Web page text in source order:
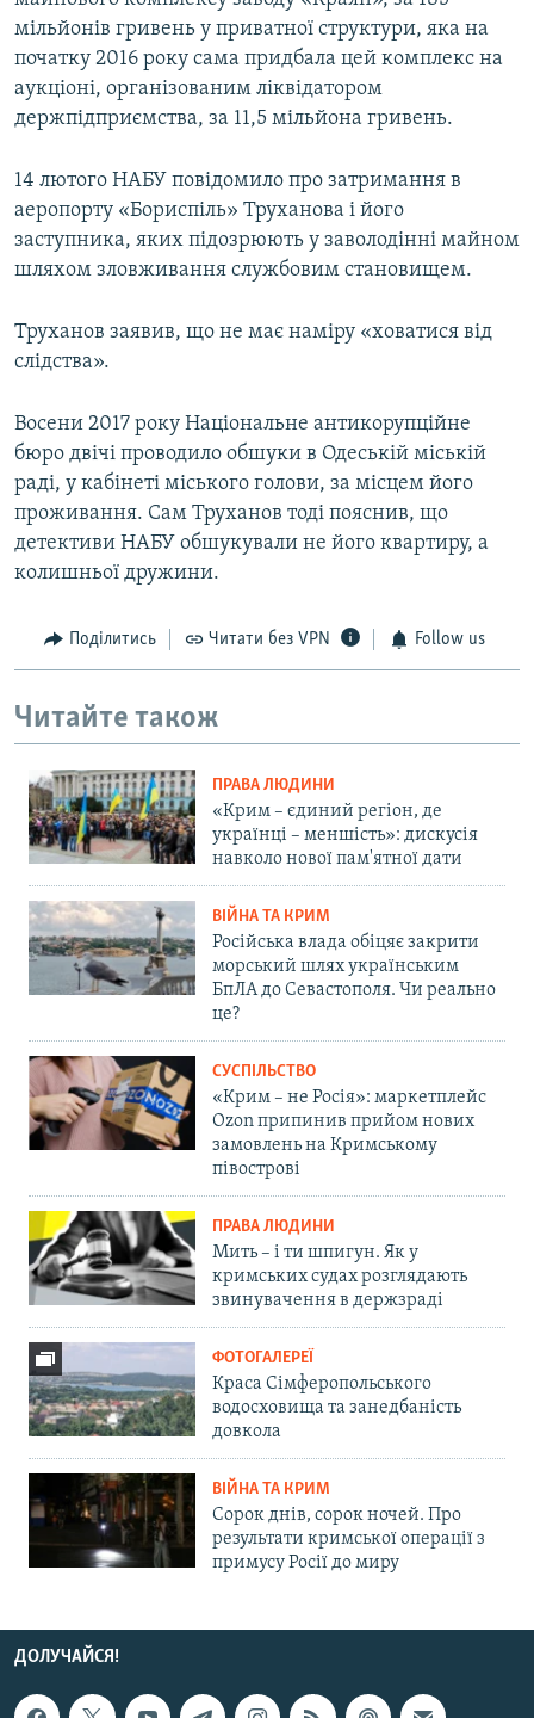
мільйонів гривень у приватної структури, яка на
початку 2016 року сама придбала цей комплекс на
аукціоні, організованим ліквідатором
держпідприємства, за 11,5 мільйона гривень.
14 лютого НАБУ повідомило про затримання в
аеропорту «Бориспіль» Труханова і його
заступника, яких підозрюють у заволодінні майном
шляхом зловживання службовим становищем.
Труханов заявив, що не має наміру «ховатися від
слідства».
Восени 2017 року Національне антикорупційне
бюро двічі проводило обшуки в Одеській міській
раді, у кабінеті міського голови, за місцем його
проживання. Сам Труханов тоді пояснив, що
детективи НАБУ обшукували не його квартиру, а
колишньої дружини.
Поділитись Читати без VPN Follow us
Читайте також
ПРАВА ЛЮДИНИ
«Крим – єдиний регіон, де
українці – меншість»: дискусія
навколо нової пам'ятної дати
ВІЙНА ТА КРИМ
Російська влада обіцяє закрити
морський шлях українським
БпЛА до Севастополя. Чи реально
це?
СУСПІЛЬСТВО
«Крим – не Росія»: маркетплейс
Ozon припинив прийом нових
замовлень на Кримському
півострові
ПРАВА ЛЮДИНИ
Мить – і ти шпигун. Як у
кримських судах розглядають
звинувачення в держзраді
ФОТОГАЛЕРЕЇ
Краса Сімферопольського
водосховища та занедбаність
довкола
ВІЙНА ТА КРИМ
Сорок днів, сорок ночей. Про
результати кримської операції з
примусу Росії до миру
ДОЛУЧАЙСЯ!